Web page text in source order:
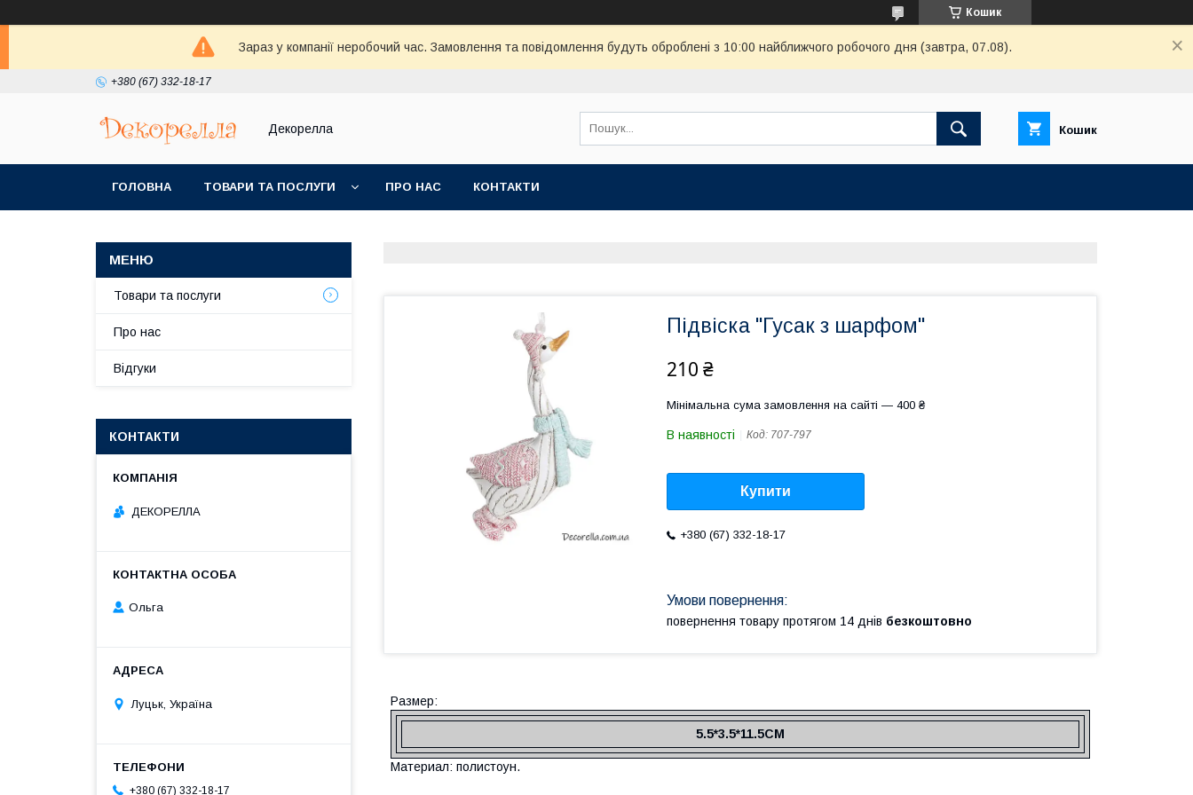
Кошик
Зараз у компанії неробочий час. Замовлення та повідомлення будуть оброблені з 10:00 найближчого робочого дня (завтра, 07.08).
+380 (67) 332-18-17
Декорелла Кошик
ГОЛОВНА ТОВАРИ ТА ПОСЛУГИ ПРО НАС КОНТАКТИ
Підвіска "Гусак з шарфом"
210 ₴
Мінімальна сума замовлення на сайті — 400 ₴
В наявності Код: 707-797
Купити
+380 (67) 332-18-17
повернення товару протягом 14 днів безкоштовно
Размер:
5.5*3.5*11.5СМ
Материал: полистоун.
Товари та послуги
Про нас
Відгуки
КОНТАКТИ
ДЕКОРЕЛЛА
Ольга
Луцьк, Україна
+380 (67) 332-18-17